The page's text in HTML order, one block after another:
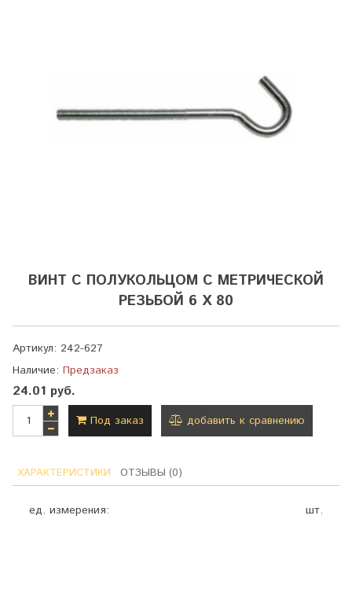
ВИНТ С ПОЛУКОЛЬЦОМ С МЕТРИЧЕСКОЙ
РЕЗЬБОЙ 6 Х 80
Артикул: 242-627
Наличие: Предзаказ
24.01 руб.
Под заказ добавить к сравнению
ХАРАКТЕРИСТИКИ ОТЗЫВЫ (0)
ед. измерения: шт.